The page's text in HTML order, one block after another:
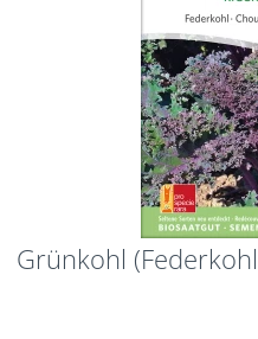
Grünkohl